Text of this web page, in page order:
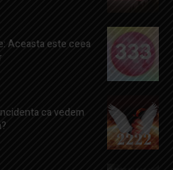
Aceasta este ceea
ca vedem